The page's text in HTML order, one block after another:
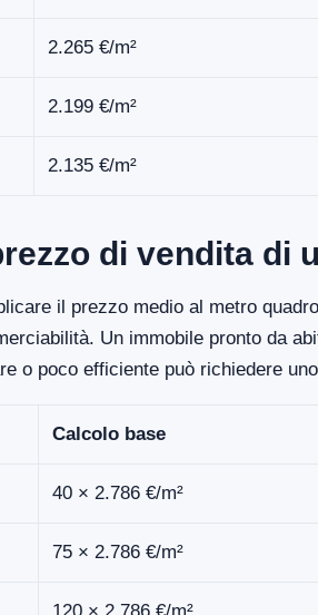
2.265 €/m²
2.199 €/m²
2.135 €/m²
di vendita di
il prezzo medio al metro
Un immobile pronto da
o poco efficiente può richiedere
Calcolo base
40 × 2.786 €/m²
75 × 2.786 €/m²